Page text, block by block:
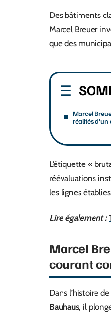
Des bâtiments
Marcel Breuer
que des
Marcel
réalités
L’étiquette «
réévaluations
les lignes
Lire également :
Marcel
courant
Dans l’histoire de
Bauhaus, il